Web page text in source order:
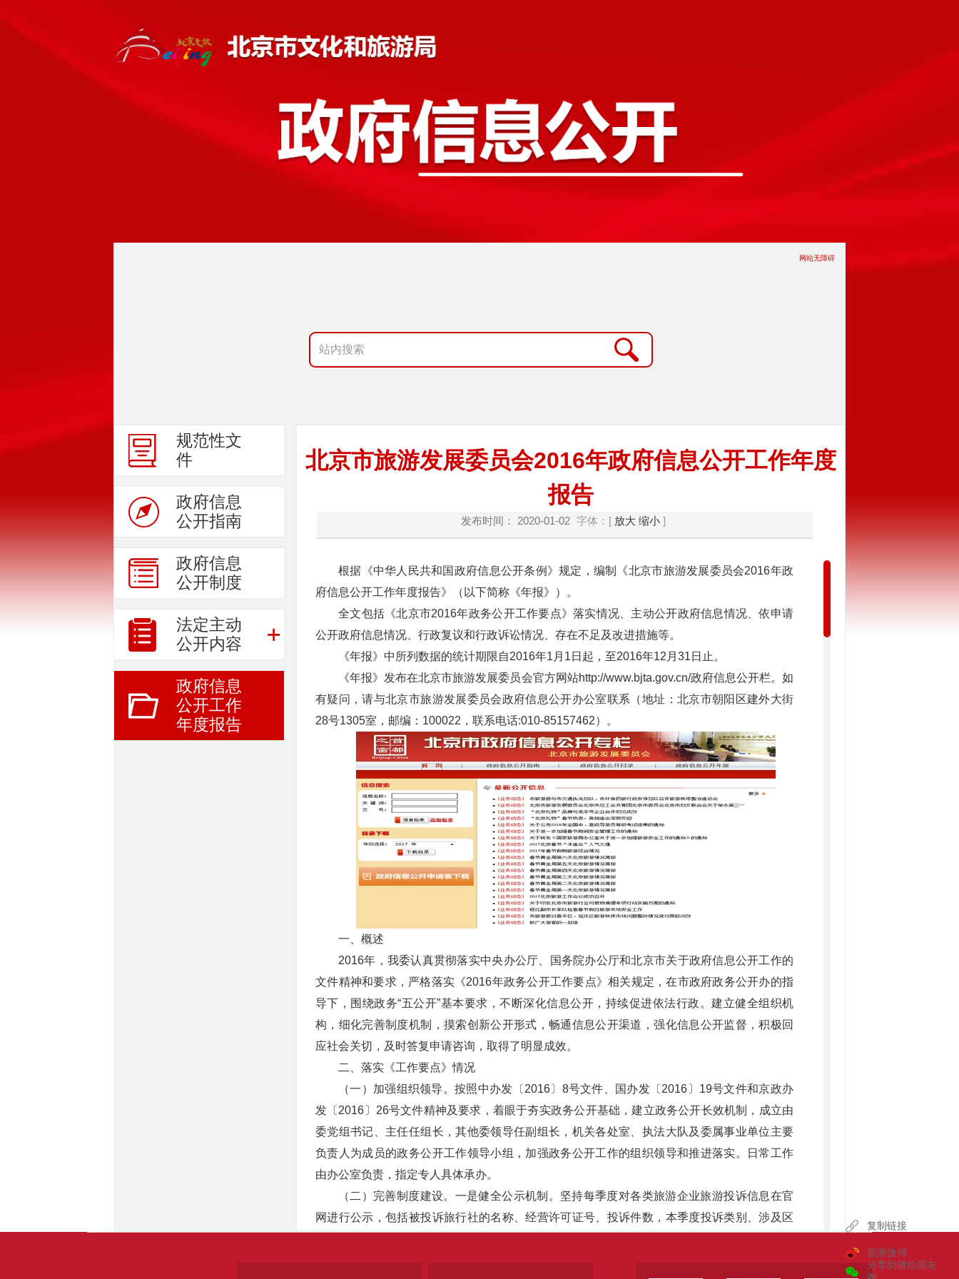
网站无障碍
规范性文
件
政府信息
公开指南
政府信息
公开制度
法定主动
公开内容
政府信息
公开工作
年度报告
北京市旅游发展委员会2016年政府信息公开工作年度
报告
发布时间： 2020-01-02 字体：[ 放大 缩小]
根据《中华人民共和国政府信息公开条例》规定，编制《北京市旅游发展委员会2016年政
府信息公开工作年度报告》（以下简称《年报》）。
全文包括《北京市2016年政务公开工作要点》落实情况、主动公开政府信息情况、依申请
公开政府信息情况、行政复议和行政诉讼情况、存在不足及改进措施等。
《年报》中所列数据的统计期限自2016年1月1日起，至2016年12月31日止。
《年报》发布在北京市旅游发展委员会官方网站http://www.bjta.gov.cn/政府信息公开栏。如
有疑问，请与北京市旅游发展委员会政府信息公开办公室联系（地址：北京市朝阳区建外大街
28号1305室，邮编：100022，联系电话:010-85157462）。
一、概述
2016年，我委认真贯彻落实中央办公厅、国务院办公厅和北京市关于政府信息公开工作的
文件精神和要求，严格落实《2016年政务公开工作要点》相关规定，在市政府政务公开办的指
导下，围绕政务“五公开”基本要求，不断深化信息公开，持续促进依法行政。建立健全组织机
构，细化完善制度机制，摸索创新公开形式，畅通信息公开渠道，强化信息公开监督，积极回
应社会关切，及时答复申请咨询，取得了明显成效。
二、落实《工作要点》情况
（一）加强组织领导。按照中办发〔2016〕8号文件、国办发〔2016〕19号文件和京政办
发〔2016〕26号文件精神及要求，着眼于夯实政务公开基础，建立政务公开长效机制，成立由
委党组书记、主任任组长，其他委领导任副组长，机关各处室、执法大队及委属事业单位主要
负责人为成员的政务公开工作领导小组，加强政务公开工作的组织领导和推进落实。日常工作
由办公室负责，指定专人具体承办。
（二）完善制度建设。一是健全公示机制。坚持每季度对各类旅游企业旅游投诉信息在官
网进行公示，包括被投诉旅行社的名称、经营许可证号、投诉件数，本季度投诉类别、涉及区
复制链接
新浪微博
分享到微信朋友